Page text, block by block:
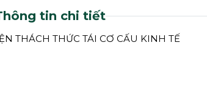
tin chi tiết
THÁCH THỨC TÁI CƠ CẤU KINH TẾ